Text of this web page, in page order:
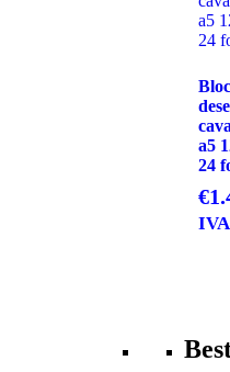
a5
24
€